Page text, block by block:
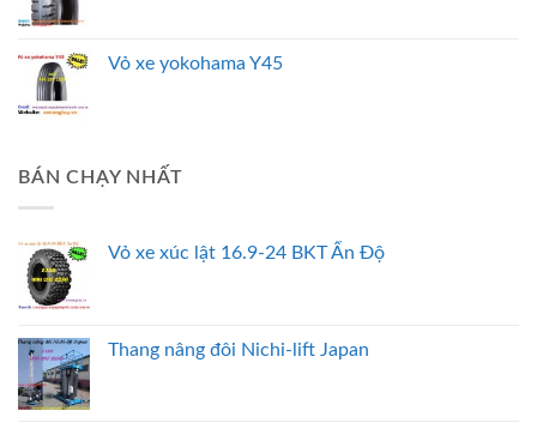
Vỏ xe yokohama Y45
BÁN CHẠY NHẤT
Vỏ xe xúc lật 16.9-24 BKT Ấn Độ
Thang nâng đôi Nichi-lift Japan